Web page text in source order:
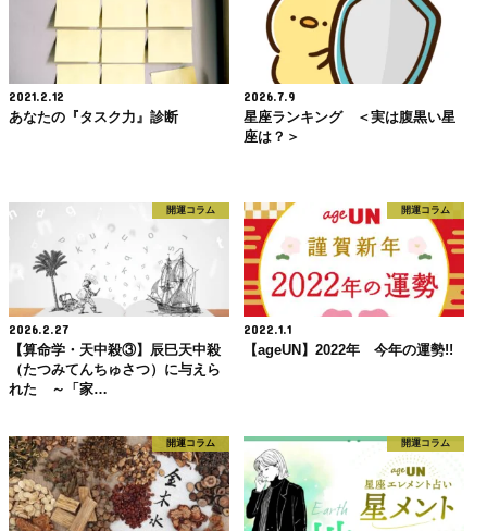
2021.2.12
あなたの『タスク力』診断
2026.7.9
星座ランキング ＜実は腹黒い星
座は？＞
開運コラム
2026.2.27
【算命学・天中殺③】辰巳天中殺
（たつみてんちゅさつ）に与えら
れた ～「家…
開運コラム
2022.1.1
【ageUN】2022年 今年の運勢!!
開運コラム 開運コラム